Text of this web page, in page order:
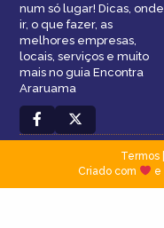
num só lugar! Dicas, onde
ir, o que fazer, as
melhores empresas,
locais, serviços e muito
mais no guia Encontra
Araruama
Termos|
Criado com
e